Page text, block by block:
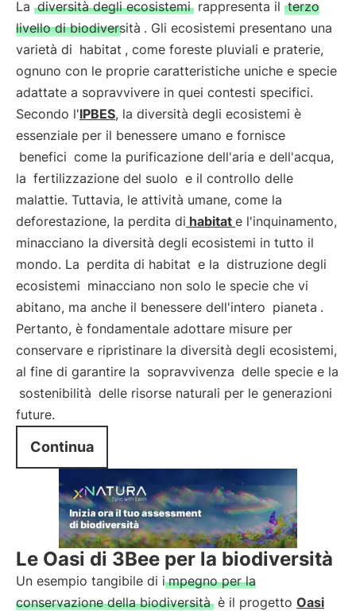
La diversità degli ecosistemi rappresenta il terzo
livello di biodiversità . Gli ecosistemi presentano una
varietà di habitat , come foreste pluviali e praterie,
ognuno con le proprie caratteristiche uniche e specie
adattate a sopravvivere in quei contesti specifici.
Secondo l'IPBES, la diversità degli ecosistemi è
essenziale per il benessere umano e fornisce
benefici come la purificazione dell'aria e dell'acqua,
la fertilizzazione del suolo e il controllo delle
malattie. Tuttavia, le attività umane, come la
deforestazione, la perdita di habitat e l'inquinamento,
minacciano la diversità degli ecosistemi in tutto il
mondo. La perdita di habitat e la distruzione degli
ecosistemi minacciano non solo le specie che vi
abitano, ma anche il benessere dell'intero pianeta .
Pertanto, è fondamentale adottare misure per
conservare e ripristinare la diversità degli ecosistemi,
al fine di garantire la sopravvivenza delle specie e la
sostenibilità delle risorse naturali per le generazioni
future.
Continua
Le Oasi di 3Bee per la biodiversità
Un esempio tangibile di i mpegno per la
conservazione della biodiversità è il progetto Oasi